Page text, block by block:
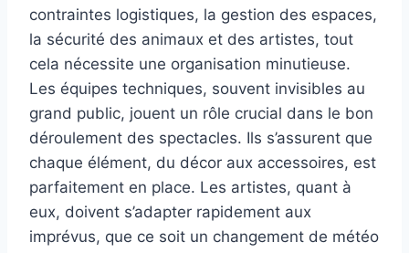
contraintes logistiques, la gestion des espaces,
la sécurité des animaux et des artistes, tout
cela nécessite une organisation minutieuse.
Les équipes techniques, souvent invisibles au
grand public, jouent un rôle crucial dans le bon
déroulement des spectacles. Ils s’assurent que
chaque élément, du décor aux accessoires, est
parfaitement en place. Les artistes, quant à
eux, doivent s’adapter rapidement aux
imprévus, que ce soit un changement de météo